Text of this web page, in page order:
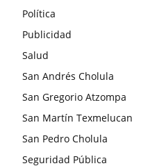
Política
Publicidad
Salud
San Andrés Cholula
San Gregorio Atzompa
San Martín Texmelucan
San Pedro Cholula
Seguridad Pública